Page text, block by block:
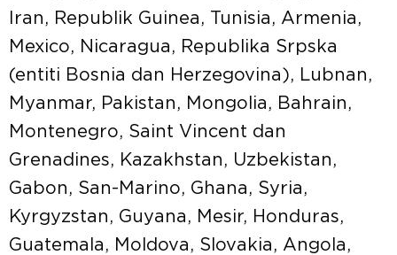
Iran, Republik Guinea, Tunisia, Armenia,
Mexico, Nicaragua, Republika Srpska
(entiti Bosnia dan Herzegovina), Lubnan,
Myanmar, Pakistan, Mongolia, Bahrain,
Montenegro, Saint Vincent dan
Grenadines, Kazakhstan, Uzbekistan,
Gabon, San-Marino, Ghana, Syria,
Kyrgyzstan, Guyana, Mesir, Honduras,
Guatemala, Moldova, Slovakia, Angola,